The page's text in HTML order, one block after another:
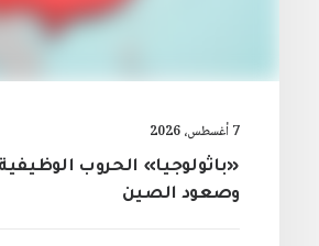
7 أغسطس، 2026
«باثولوجيا» الحروب الوظيفية
وصعود الصين